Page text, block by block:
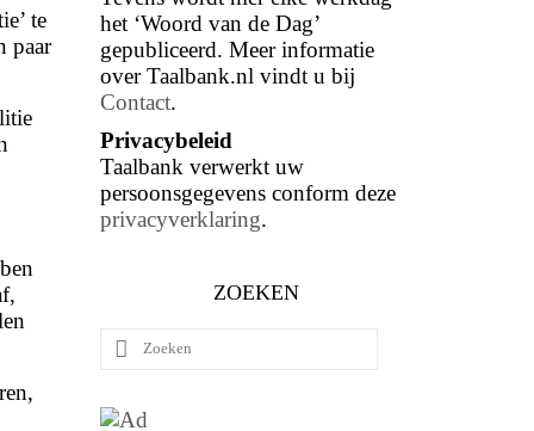
te
paar
het ‘Woord van de Dag’
gepubliceerd. Meer informatie
over Taalbank.nl vindt u bij
Contact.
Privacybeleid
Taalbank verwerkt uw
persoonsgegevens conform deze
privacyverklaring.
ZOEKEN
Zoeken
naar: